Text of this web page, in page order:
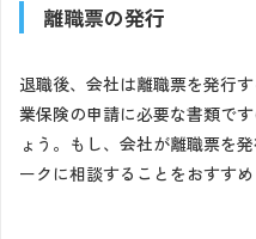
離職票の発行
退職後、会社は離職票を発行
業保険の申請に必要な書類で
ょう。もし、会社が離職票を
ークに相談することをおすすめ